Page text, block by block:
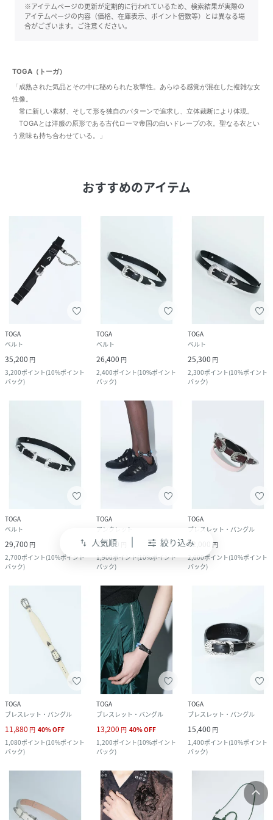
swap_vert 人気順 絞り込み
※アイテムページの更新が定期的に行われているため、検索結果が実際の
アイテムページの内容（価格、在庫表示、ポイント倍数等）とは異なる場
合がございます。ご注意ください。
TOGA（トーガ）
「成熟された気品とその中に秘められた攻撃性。あらゆる感覚が混在した複雑な女
性像。
常に新しい素材、そして形を独自のパターンで追求し、立体裁断により体現。
TOGAとは洋服の原形である古代ローマ帝国の白いドレープの衣。聖なる衣とい
う意味も持ち合わせている。」
おすすめのアイテム
TOGA
ベルト
35,200 円
3,200ポイント(10%ポイント
バック)
TOGA
ベルト
26,400 円
2,400ポイント(10%ポイント
バック)
TOGA
ベルト
25,300 円
2,300ポイント(10%ポイント
バック)
TOGA
ベルト
29,700 円
2,700ポイント(10%ポイント
バック)
TOGA
アンクレット
20,900
1,900ポイント(10%ポイント
バック)
TOGA
ブレスレット・バングル
22,000
円
2,000ポイント(10%ポイント
バック)
TOGA
ブレスレット・バングル
11,880 円 40%OFF
1,080ポイント(10%ポイント
バック)
TOGA
ブレスレット・バングル
13,200 円 40%OFF
1,200ポイント(10%ポイント
バック)
TOGA
ブレスレット・バングル
15,400 円
1,400ポイント(10%ポイント
バック)